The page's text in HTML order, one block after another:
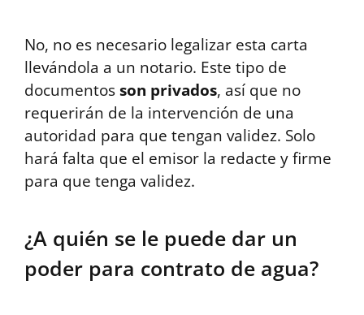
No, no es necesario legalizar esta carta
llevándola a un notario. Este tipo de
documentosson privados, así que no
requerirán de la intervención de una
autoridad para que tengan validez. Solo
hará falta que el emisor la redacte y firme
para que tenga validez.
¿A quién se le puede dar un
poder para contrato de agua?